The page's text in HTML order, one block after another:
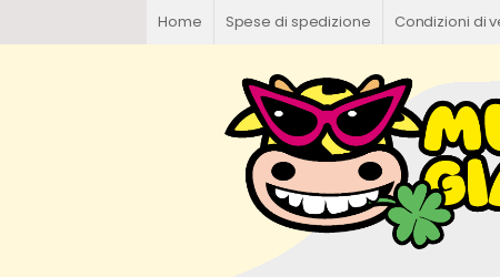
Home Spese di spedizione Condizioni di